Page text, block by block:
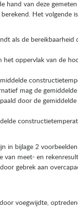
hand van deze
Het volgende
als de bereikbaarheid
het oppervlak van de
mag de
door de
in bijlage 2
van meet- en
gebrek aan
voegwijdte,